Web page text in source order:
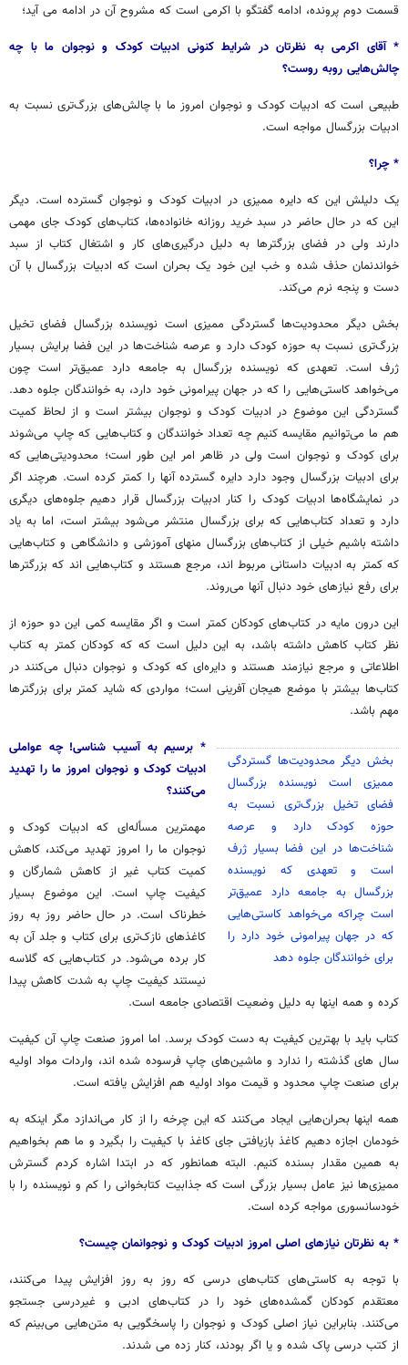
قسمت دوم پرونده، ادامه گفتگو با اکرمی است که مشروح آن در ادامه می آید؛
* آقای اکرمی به نظرتان در شرایط کنونی ادبیات کودک و نوجوان ما با چه
چالش‌هایی روبه روست؟
طبیعی است که ادبیات کودک و نوجوان امروز ما با چالش‌های بزرگ‌تری نسبت به
ادبیات بزرگسال مواجه است.
* چرا؟
یک دلیلش این که دایره ممیزی در ادبیات کودک و نوجوان گسترده است. دیگر
این که در حال حاضر در سبد خرید روزانه خانواده‌ها، کتاب‌های کودک جای مهمی
دارند ولی در فضای بزرگترها به دلیل درگیری‌های کار و اشتغال کتاب از سبد
خواندنمان حذف شده و خب این خود یک بحران است که ادبیات بزرگسال با آن
دست و پنجه نرم می‌کند.
بخش دیگر محدودیت‌ها گستردگی ممیزی است نویسنده بزرگسال فضای تخیل
بزرگ‌تری نسبت به حوزه کودک دارد و عرصه شناخت‌ها در این فضا برایش بسیار
ژرف است. تعهدی که نویسنده بزرگسال به جامعه دارد عمیق‌تر است چون
می‌خواهد کاستی‌هایی را که در جهان پیرامونی خود دارد، به خوانندگان جلوه دهد.
گستردگی این موضوع در ادبیات کودک و نوجوان بیشتر است و از لحاظ کمیت
هم ما می‌توانیم مقایسه کنیم چه تعداد خوانندگان و کتاب‌هایی که چاپ می‌شوند
برای کودک و نوجوان است ولی در ظاهر امر این طور است؛ محدودیتی‌هایی که
برای ادبیات بزرگسال وجود دارد دایره گسترده آنها را کمتر کرده است. هرچند اگر
در نمایشگاه‌ها ادبیات کودک را کنار ادبیات بزرگسال قرار دهیم جلوه‌های دیگری
دارد و تعداد کتاب‌هایی که برای بزرگسال منتشر می‌شود بیشتر است، اما به یاد
داشته باشیم خیلی از کتاب‌های بزرگسال منهای آموزشی و دانشگاهی و کتاب‌هایی
که کمتر به ادبیات داستانی مربوط اند، مرجع هستند و کتاب‌هایی اند که بزرگترها
برای رفع نیازهای خود دنبال آنها می‌روند.
این درون مایه در کتاب‌های کودکان کمتر است و اگر مقایسه کمی این دو حوزه از
نظر کتاب کاهش داشته باشد، به این دلیل است که که کودکان کمتر به کتاب
اطلاعاتی و مرجع نیازمند هستند و دایره‌ای که کودک و نوجوان دنبال می‌کنند در
کتاب‌ها بیشتر با موضع هیجان آفرینی است؛ مواردی که شاید کمتر برای بزرگترها
مهم باشد.
بخش دیگر محدودیت‌ها گستردگی
ممیزی است نویسنده بزرگسال
فضای تخیل بزرگ‌تری نسبت به
حوزه کودک دارد و عرصه
شناخت‌ها در این فضا بسیار ژرف
است و تعهدی که نویسنده
بزرگسال به جامعه دارد عمیق‌تر
است چراکه می‌خواهد کاستی‌هایی
که در جهان پیرامونی خود دارد را
برای خوانندگان جلوه دهد
* برسیم به آسیب شناسی! چه عواملی
ادبیات کودک و نوجوان امروز ما را تهدید
می‌کنند؟
مهمترین مسأله‌ای که ادبیات کودک و
نوجوان ما را امروز تهدید می‌کند، کاهش
کمیت کتاب غیر از کاهش شمارگان و
کیفیت چاپ است. این موضوع بسیار
خطرناک است. در حال حاضر روز به روز
کاغذهای نازک‌تری برای کتاب و جلد آن به
کار برده می‌شود. در کتاب‌هایی که گلاسه
نیستند کیفیت چاپ به شدت کاهش پیدا
کرده و همه اینها به دلیل وضعیت اقتصادی جامعه است.
کتاب باید با بهترین کیفیت به دست کودک برسد. اما امروز صنعت چاپ آن کیفیت
سال های گذشته را ندارد و ماشین‌های چاپ فرسوده شده اند، واردات مواد اولیه
برای صنعت چاپ محدود و قیمت مواد اولیه هم افزایش یافته است.
همه اینها بحران‌هایی ایجاد می‌کنند که این چرخه را از کار می‌اندازد مگر اینکه به
خودمان اجازه دهیم کاغذ بازیافتی جای کاغذ با کیفیت را بگیرد و ما هم بخواهیم
به همین مقدار بسنده کنیم. البته همانطور که در ابتدا اشاره کردم گسترش
ممیزی‌ها نیز عامل بسیار بزرگی است که جذابیت کتابخوانی را کم و نویسنده را با
خودسانسوری مواجه کرده است.
* به نظرتان نیازهای اصلی امروز ادبیات کودک و نوجوانمان چیست؟
با توجه به کاستی‌های کتاب‌های درسی که روز به روز افزایش پیدا می‌کنند،
معتقدم کودکان گمشده‌های خود را در کتاب‌های ادبی و غیردرسی جستجو
می‌کنند. بنابراین نیاز اصلی کودک و نوجوان را پاسخگویی به متن‌هایی می‌بینم که
از کتب درسی پاک شده و یا اگر بودند، کنار زده می شدند.